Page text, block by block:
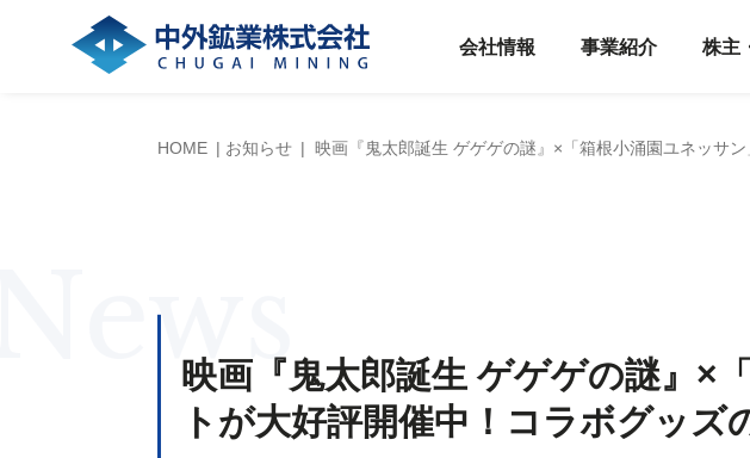
会社情報 事業紹介 株主
HOME お知らせ 映画『鬼太郎誕生 ゲゲゲの謎』×「箱根小涌園ユネッサ
映画『鬼太郎誕生 ゲゲゲの謎』×
トが大好評開催中！コラボグッズ